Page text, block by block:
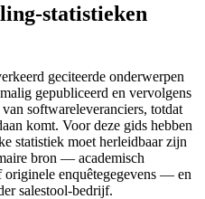
statistieken
geciteerde onderwerpen
gepubliceerd en vervolgens
softwareleveranciers, totdat
komt. Voor deze gids hebben
statistiek moet herleidbaar zijn
bron — academisch
originele enquêtegegevens — en
salestool-bedrijf.